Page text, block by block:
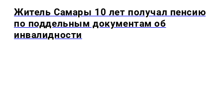
Житель Самары 10 лет получал пенсию
по поддельным документам об
инвалидности